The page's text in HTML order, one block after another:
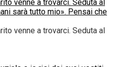
venne a trovarci. Seduta al
sarà tutto mio». Pensai che
venne a trovarci. Seduta al